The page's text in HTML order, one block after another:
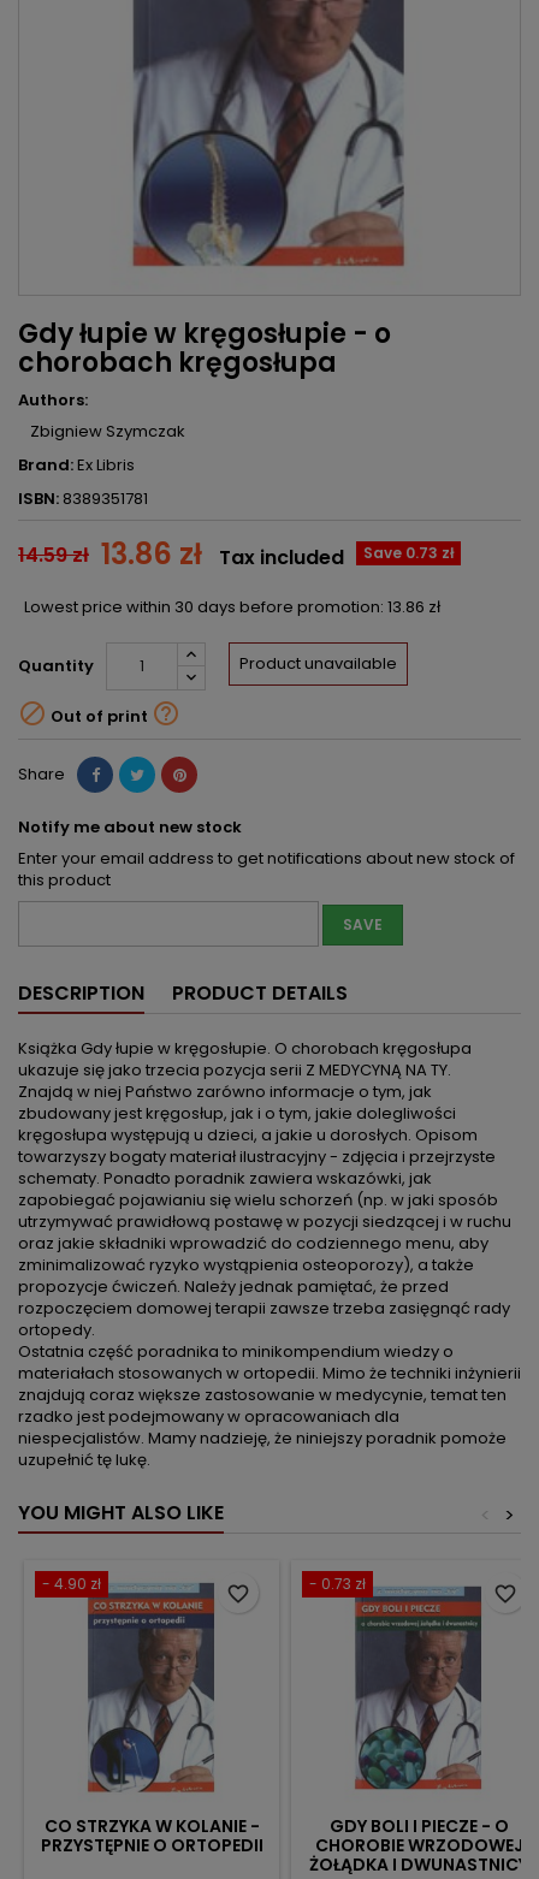
Gdy łupie w kręgosłupie - o
chorobach kręgosłupa
Authors:
Zbigniew Szymczak
Brand:Ex Libris
ISBN: 8389351781
14.59 zł 13.86 zł Save 0.73 zł
Tax included
Lowest price within 30 days before promotion: 13.86 zł
Quantity Product unavailable
 Out of print 
Share
Notify me about new stock
Enter your email address to get notifications about new stock of
this product
SAVE
DESCRIPTION PRODUCT DETAILS
Książka Gdy łupie w kręgosłupie. O chorobach kręgosłupa
ukazuje się jako trzecia pozycja serii Z MEDYCYNĄ NA TY.
Znajdą w niej Państwo zarówno informacje o tym, jak
zbudowany jest kręgosłup, jak i o tym, jakie dolegliwości
kręgosłupa występują u dzieci, a jakie u dorosłych. Opisom
towarzyszy bogaty materiał ilustracyjny - zdjęcia i przejrzyste
schematy. Ponadto poradnik zawiera wskazówki, jak
zapobiegać pojawianiu się wielu schorzeń (np. w jaki sposób
utrzymywać prawidłową postawę w pozycji siedzącej i w ruchu
oraz jakie składniki wprowadzić do codziennego menu, aby
zminimalizować ryzyko wystąpienia osteoporozy), a także
propozycje ćwiczeń. Należy jednak pamiętać, że przed
rozpoczęciem domowej terapii zawsze trzeba zasięgnąć rady
ortopedy.
Ostatnia część poradnika to minikompendium wiedzy o
materiałach stosowanych w ortopedii. Mimo że techniki inżynierii
znajdują coraz większe zastosowanie w medycynie, temat ten
rzadko jest podejmowany w opracowaniach dla
niespecjalistów. Mamy nadzieję, że niniejszy poradnik pomoże
uzupełnić tę lukę.
YOU MIGHT ALSO LIKE >
<
- 4.90 zł
CO STRZYKA W KOLANIE -
PRZYSTĘPNIE O ORTOPEDII
favorite_border - 0.73 zł
GDY BOLI I PIECZE - O
CHOROBIE WRZODOWEJ
ŻOŁĄDKA I DWUNASTNICY
favorite_border